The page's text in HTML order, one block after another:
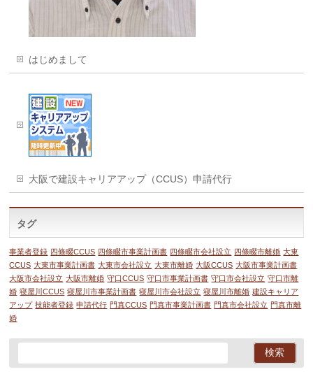
はじめまして
大阪で建設キャリアアップ（CCUS）申請代行
タグ
事業者登録 四條畷CCUS 四條畷市事業計画書 四條畷市会社設立 四條畷市離婚 大東
CCUS 大東市事業計画書 大東市会社設立 大東市離婚 大阪CCUS 大阪市事業計画書
大阪市会社設立 大阪市離婚 守口CCUS 守口市事業計画書 守口市会社設立 守口市離
婚 寝屋川CCUS 寝屋川市事業計画書 寝屋川市会社設立 寝屋川市離婚 建設キャリア
アップ 技能者登録 申請代行 門真CCUS 門真市事業計画書 門真市会社設立 門真市離
婚